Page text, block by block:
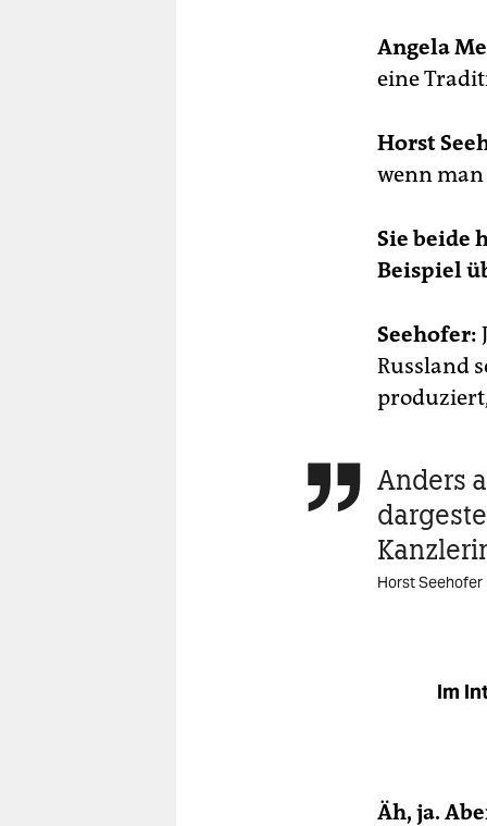
Angela
eine
Horst
wenn
Sie beide
Beispiel
Seehofer:
Russland
 Anders
Horst Seehofer
Im
Äh, ja.